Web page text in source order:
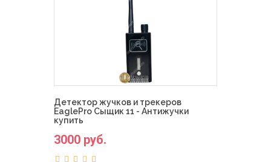
Детектор жучков и трекеров
EaglePro Сыщик 11 - Антижучки
купить
3000 руб.